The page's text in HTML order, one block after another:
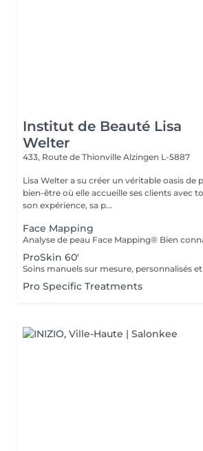
Institut de Beauté Lisa
Welter
433, Route de Thionville Alzingen L-5887
Lisa Welter a su créer un véritable oasis de
bien-être où elle accueille ses clients avec
son expérience, sa p...
Face Mapping
ProSkin 60'
Pro Specific Treatments